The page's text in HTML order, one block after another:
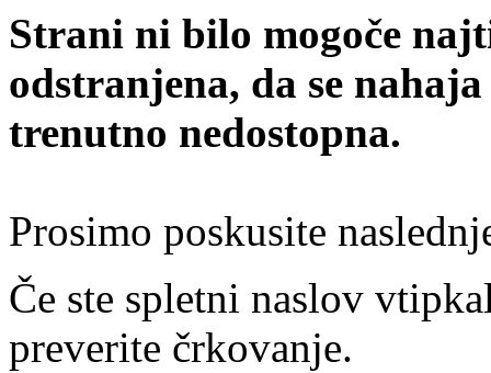
Strani ni bilo mogoče
odstranjena, da se
trenutno nedostopna.
Prosimo poskusite
Če ste spletni naslov
preverite črkovanje.